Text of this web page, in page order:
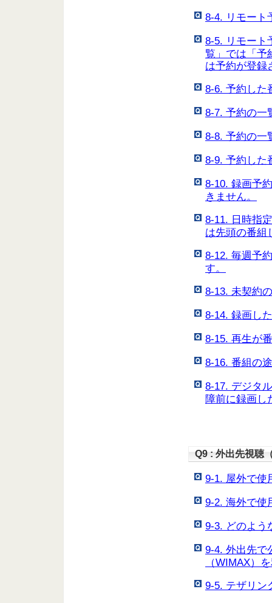
8-4. リモート
8-5. リモート
覧」では「予
は予約が登録
8-6. 予約した
8-7. 予約の一
8-8. 予約の一
8-9. 予約した
8-10. 録画予
きません。
8-11. 日時指
は先頭の番組
8-12. 毎週予
す。
8-13. 未契約
8-14. 録画し
8-15. 再生が
8-16. 番組の
8-17. デジタ
障前に録画し
Q9 : 外出先視聴
9-1. 屋外で使
9-2. 海外で使
9-3. どのよう
9-4. 外出先で
（WIMAX）
9-5. テザリン